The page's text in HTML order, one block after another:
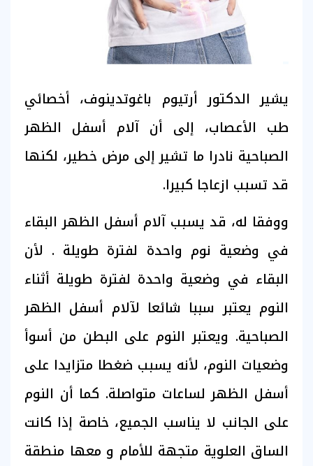
يشير الدكتور أرتيوم باغوتدينوف، أخصائي
طب الأعصاب، إلى أن آلام أسفل الظهر
الصباحية نادرا ما تشير إلى مرض خطير، لكنها
قد تسبب ازعاجا كبيرا.
ووفقا له، قد يسبب آلام أسفل الظهر البقاء
في وضعية نوم واحدة لفترة طويلة . لأن
البقاء في وضعية واحدة لفترة طويلة أثناء
النوم يعتبر سببا شائعا لآلام أسفل الظهر
الصباحية. ويعتبر النوم على البطن من أسوأ
وضعيات النوم، لأنه يسبب ضغطا متزايدا على
أسفل الظهر لساعات متواصلة. كما أن النوم
على الجانب لا يناسب الجميع، خاصة إذا كانت
الساق العلوية متجهة للأمام و معها منطقة